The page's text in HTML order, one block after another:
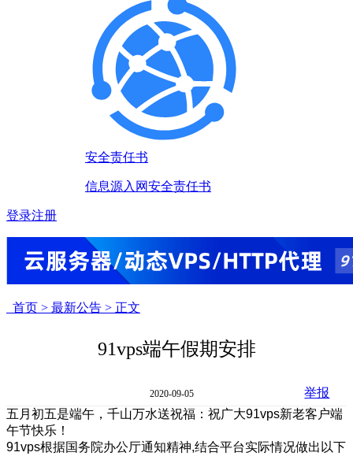
安全责任书
信息源入网安全责任书
登录注册
首页 > 最新公告 > 正文
91vps端午假期安排
2020-09-05
举报
五月初五是端午，千山万水送祝福：祝广大91vps新老客户端
午节快乐！
91vps根据国务院办公厅通知精神,结合平台实际情况做出以下